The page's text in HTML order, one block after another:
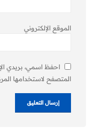
الموقع الإلكتروني
احفظ اسمي، بريدي
المتصفح لاستخدامها